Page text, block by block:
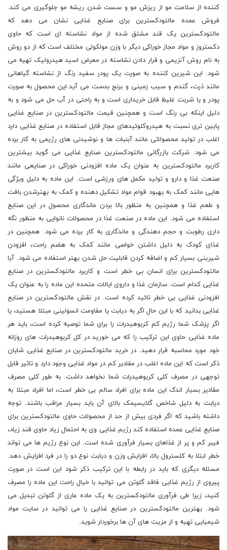
کننده از سلامت مو از ریزش مو و سست شدن ریشه مو جلوگیری می کند.
فروش عمده مالتودکسترین برای صنایع غذایی نشان می دهد که
مالتودکسترین یک قند مشتق شده از مواد نشاسته ای است که حاوی
دکستروز و مواد مجاز خوراکی دیگر با وزن مولکولی مختلف است که از دو روش
به نام روش آنزیمی و قرار دادن نشاسته در معرض اسید هیدرولیک تهیه می
شود. این شیرین کننده به صورت یک پودر سفید رنگ از نشاسته گیاهانی
مانند ذرت، گندم و سیب زمینی و برنج بدست می آید.این محصول به صورت
پودر و یا شربت غلیظ قابل خریداری است و به راحتی در آب حل می شود و به
دلیل اینکه بی رنگ است و همچنین قیمت مالتودکسترین در صنایع غذایی
پایین تری نسبت به هیدروکلوئیدهای مجاز قابل استفاده در صنایع غذایی دارد
اغلب در تولید محصولاتی مانند آبنبات ها و نوشیدنی های رژیمی به کار برده
می شود. شرکت بازرگانی مالتودکسترین صنایع غذایی می گوید بیشترین
کاربرد مالتودکسترین به عنوان یک ماده افزودنی خوراکی در صنایعی مانند
صنعت غذا و دارو و تولید مکمل های ورزشی است. این ماده به دلیل ویژگی
هایی مانند کمک به بهبود قوام مواد تشکیل دهنده و کمک به بهترشدن بافت
و طعم غذا و همچنین به منظور بالا بردن ماندگاری محصول در این صنایع
استفاده می شود. این ماده در صنعت غذا در محصولات نانوایی به منظور نگه
داری رطوبت و حجم دهندگی و ماندگاری به کار برده می شود. همچنین در
غذای کودک به دلیل داشتن خواصی مانند کمک به هضم راحت، افزودن
شیرینی بسیار کم و اضافه کردن قابلیت حل شدن بهتر استفاده می شود. آیا
مالتودکسترین برای انسان بی خطر است و کاربرد مالتودکسترین در صنایع
غذایی کدام است. سازمان غذا و داروی ایالات متحده این ماده را به عنوان یک
افزودنی غذایی بی خطر تائید کرده است. در نقش مالتودکسترین در صنایع
غذایی بدانید که با این حال اگر به دیابت یا مقاومت انسولینی مبتلا هستید، یا
اگر پزشک شما رژیم کم کربوهیدرات را برای شما توصیه کرده است، باید هر
ماده غذایی حاوی این ترکیب را که می خورید در کل کربوهیدرات های روزانه
خود مورد محاسبه قرار دهید. در خرید مالتودکسترین در صنایع غذایی شایان
ذکر است که این ماده اغلب در مقادیر کم در مواد غذایی وجود دارد و تاثیر قابل
توجهی در مصرف کلی کربوهیدرات شما نخواهد داشت. به طور کلی مصرف
مقادیر بسیار اندک این ماده برای افراد سالم بی خطر است، اما افراد مبتلا به
دیابت به دلیل شاخص گلایسیمک بالای آن باید بسیار مراقب باشند. توجه
داشته باشید که اگر فردی بیش از حد از محصولات حاوی مالتودکسترین برای
صنایع غذایی عمده استفاده کند رژیم غذایی وی به احتمال زیاد حاوی قند زیاد،
فیبر کم و پر از غذاهای بسیار فرآوری شده است. این نوع رژیم ها می تواند
خطر ابتلا به کلسترول بالا، افزایش وزن و دیابت نوع دو را در فرد افزایش دهد.
مسئله دیگری که باید در رابطه با این ترکیب ذکر شود این است در صورت
پیروی از رژیم غذایی فاقد گلوتن می توانید با خیال راحت این ماده را مصرف
کنید، زیرا طی فرآوری مالتودکسترین به یک ماده عاری از گلوتن تبدیل می
شود. بهترین مالتودکسترین در صنایع غذایی را می توانید در سایت مواد
شیمیایی تهیه و از مزیت های آن ها برخوردار شوید.